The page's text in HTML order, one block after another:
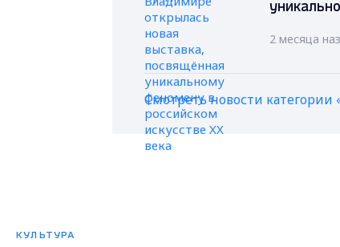
2 месяца
Смотреть новости категории
КУЛЬТУРА